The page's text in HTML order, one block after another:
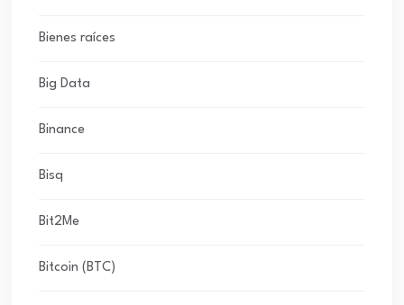
Bienes raíces
Big Data
Binance
Bisq
Bit2Me
Bitcoin (BTC)